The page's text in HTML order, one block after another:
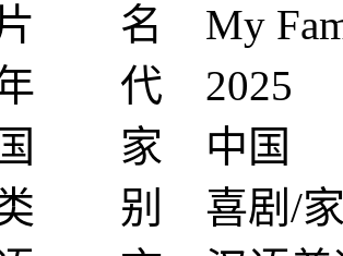
名 My
代 2025
国 家 中国
别 喜剧/家